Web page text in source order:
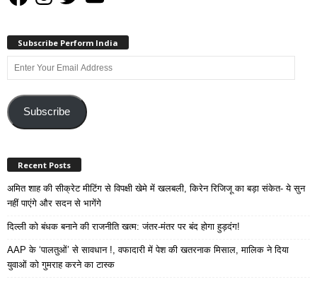
Subscribe Perform India
Enter
Your
Email
AddressSubscribe
Recent Posts
अमित शाह की सीक्रेट मीटिंग से विपक्षी खेमे में खलबली, किरेन रिजिजू का बड़ा संकेत- ये सुन
नहीं पाएंगे और सदन से भागेंगे
दिल्ली को बंधक बनाने की राजनीति खत्म: जंतर-मंतर पर बंद होगा हुड़दंग!
AAP के ‘पालतुओं’ से सावधान !, वफादारी में पेश की खतरनाक मिसाल, मालिक ने दिया
युवाओं को गुमराह करने का टास्क